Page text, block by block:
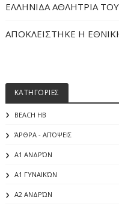
ΕΛΛΗΝΙΔΑ ΑΘΛΗΤΡΙΑ
ΑΠΟΚΛΕΙΣΤΗΚΕ Η
ΚΑΤΗΓΟΡΙΕΣ
BEACH HB
ΆΡΘΡΑ - ΑΠΌΨΕΙΣ
Α1 ΑΝΔΡΏΝ
Α1 ΓΥΝΑΙΚΏΝ
Α2 ΑΝΔΡΏΝ